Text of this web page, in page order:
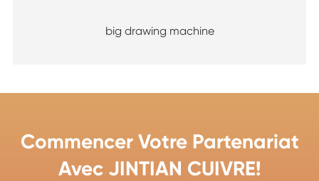
big drawing machine
Commencer Votre Partenariat
Avec JINTIAN CUIVRE!